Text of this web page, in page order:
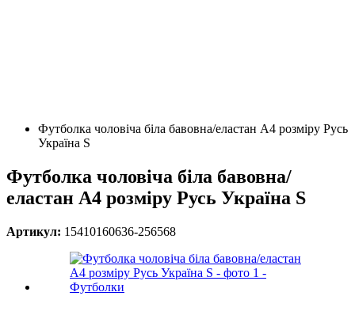
Футболка чоловіча біла бавовна/еластан А4 розміру Русь
Україна S
Футболка чоловіча біла бавовна/
еластан А4 розміру Русь Україна S
Артикул: 15410160636-256568